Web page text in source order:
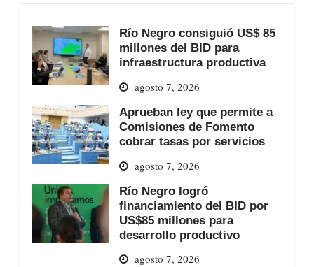
Río Negro consiguió US$ 85
millones del BID para
infraestructura productiva
agosto 7, 2026
Aprueban ley que permite a
Comisiones de Fomento
cobrar tasas por servicios
agosto 7, 2026
Río Negro logró
financiamiento del BID por
US$85 millones para
desarrollo productivo
agosto 7, 2026